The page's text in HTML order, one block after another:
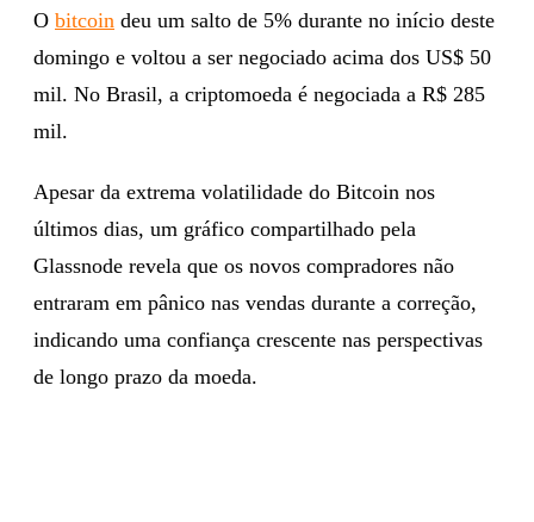
O bitcoin deu um salto de 5% durante no início deste
domingo e voltou a ser negociado acima dos US$ 50
mil. No Brasil, a criptomoeda é negociada a R$ 285
mil.
Apesar da extrema volatilidade do Bitcoin nos
últimos dias, um gráfico compartilhado pela
Glassnode revela que os novos compradores não
entraram em pânico nas vendas durante a correção,
indicando uma confiança crescente nas perspectivas
de longo prazo da moeda.